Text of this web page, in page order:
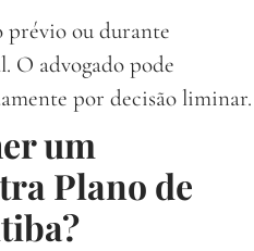
prévio ou durante
O advogado pode
por decisão liminar.
um
Plano de